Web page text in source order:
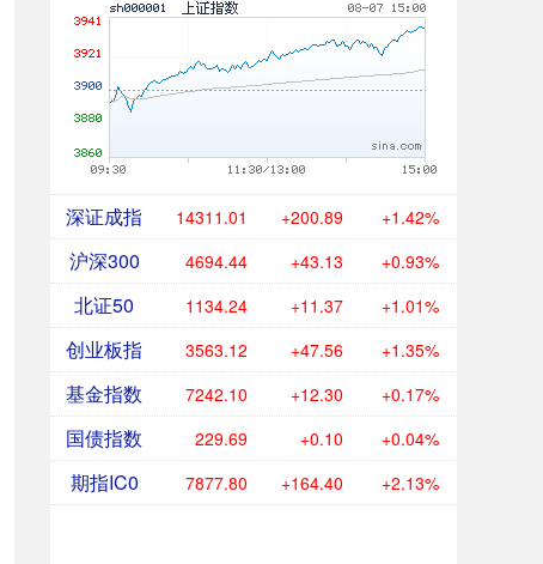
深证成指 14311.01 +200.89 +1.42%
沪深300 4694.44 +43.13 +0.93%
北证50 1134.24 +11.37 +1.01%
创业板指 3563.12 +47.56 +1.35%
基金指数 7242.10 +12.30 +0.17%
国债指数 229.69 +0.10 +0.04%
期指IC0 7877.80 +164.40 +2.13%